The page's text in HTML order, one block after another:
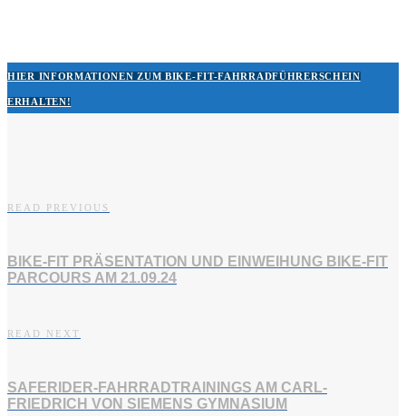
HIER INFORMATIONEN ZUM BIKE-FIT-FAHRRADFÜHRERSCHEIN
ERHALTEN!
READ PREVIOUS
BIKE-FIT PRÄSENTATION UND EINWEIHUNG BIKE-FIT
PARCOURS AM 21.09.24
READ NEXT
SAFERIDER-FAHRRADTRAININGS AM CARL-
FRIEDRICH VON SIEMENS GYMNASIUM